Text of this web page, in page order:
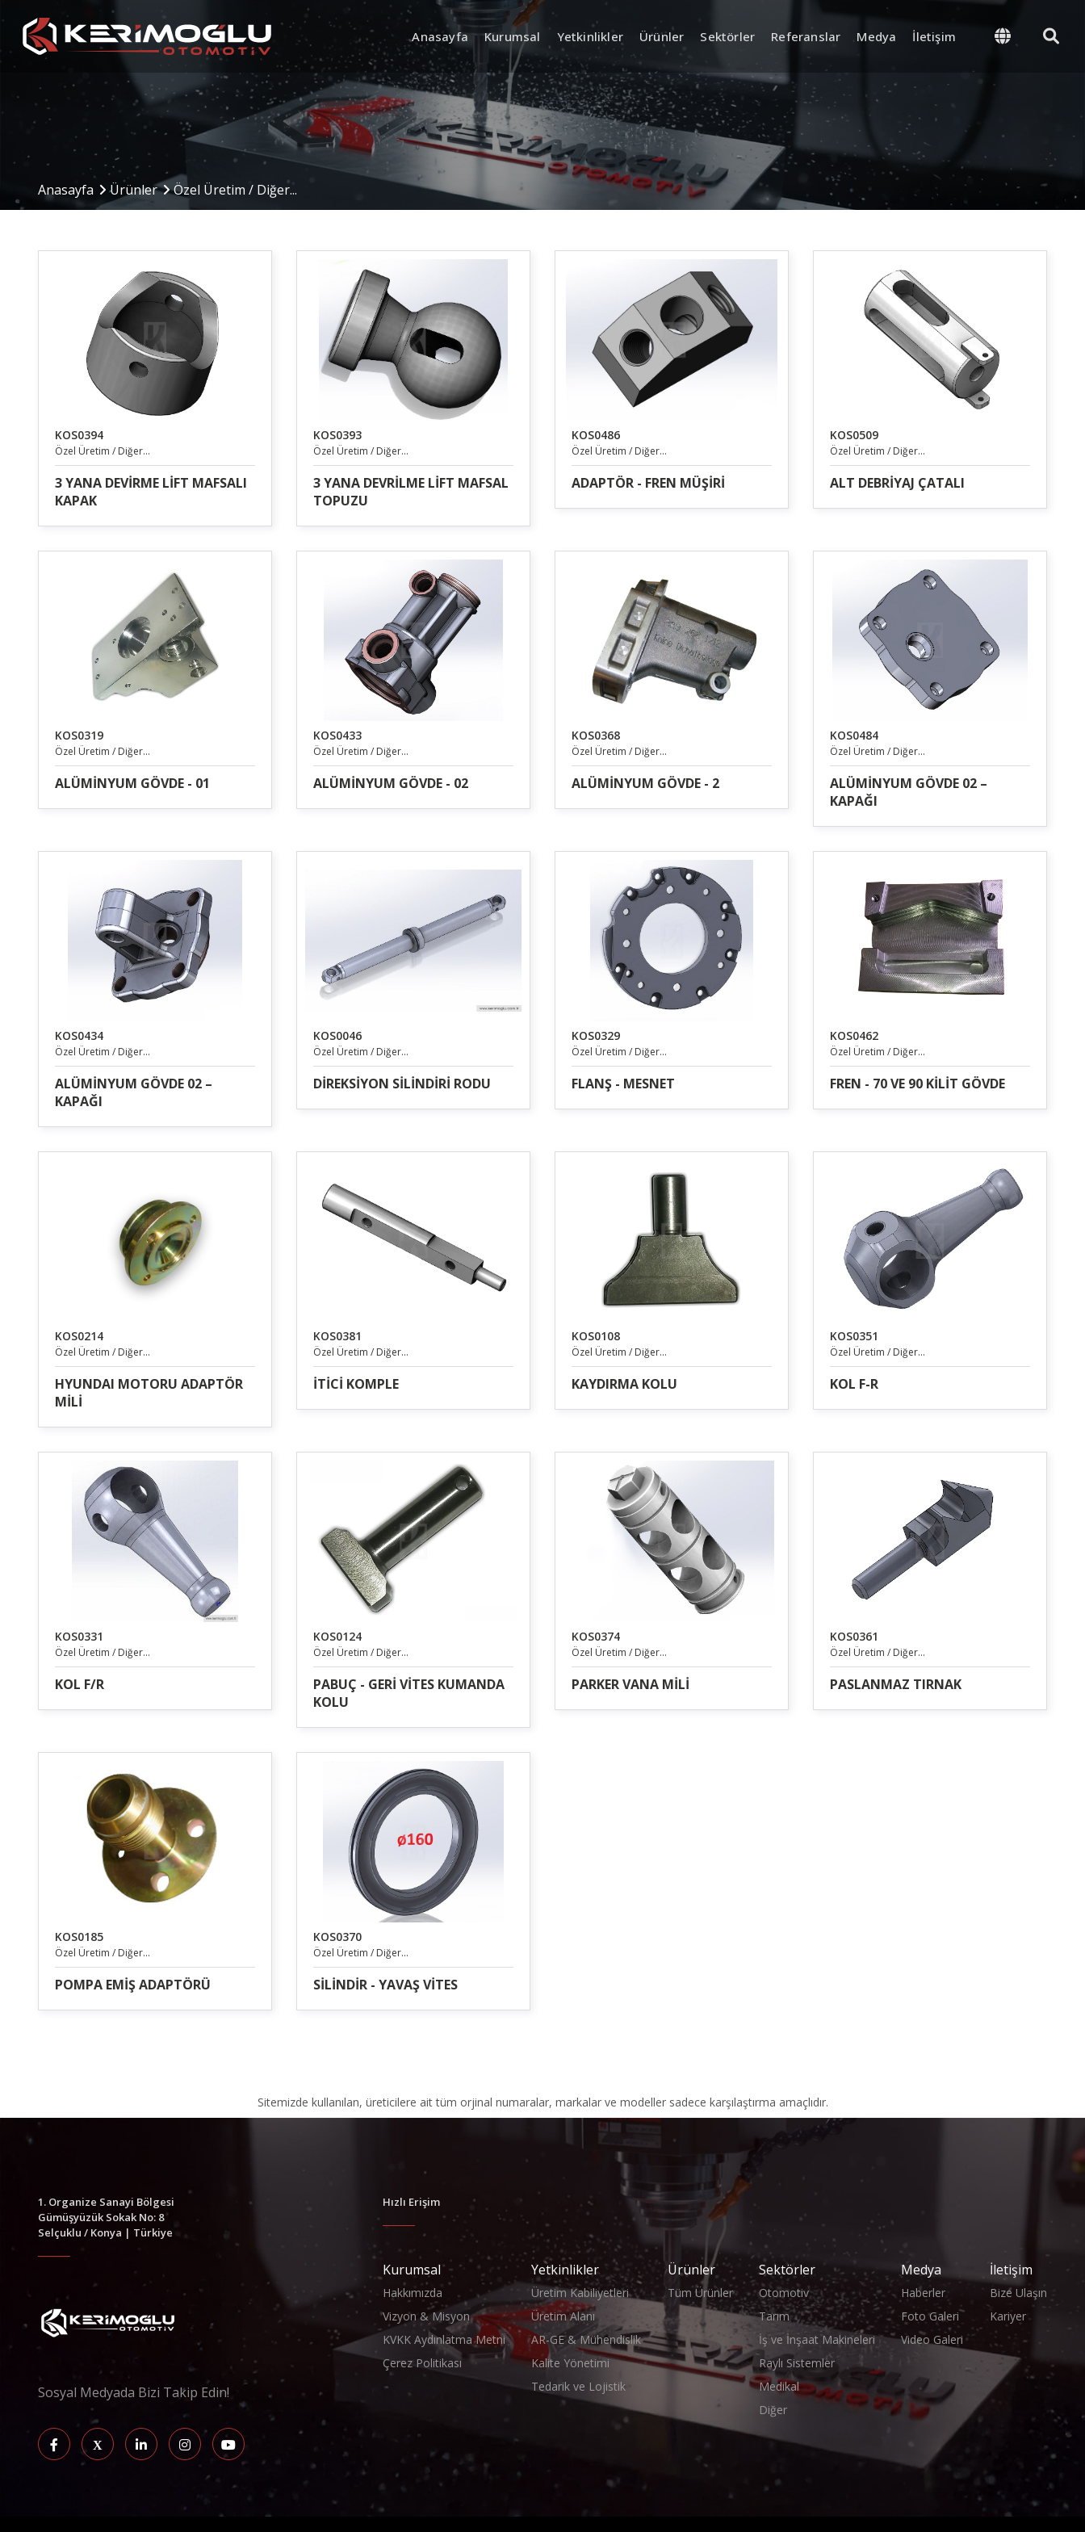
Anasayfa Kurumsal Yetkinlikler
Üretim Kabiliyetleri
CNC İşleme Merkezleri
Mekanik İşleme
Kaynak Operasyonları
Üretim Alanı
Hammadde Giriş – Ara Proses
AR-GE (Mühendislik ve
Ürün Geliştirme)
CAD/CAM Tabanlı Teknik Çizim
Kalite Yönetimi
Giriş, Ara Proses ve Final Kalite
Ölçüm & Test Ekipmanları
Sertifikalar
İzlenebilirlik ve
Dokümantasyon Sistemi
Tedarik ve Lojistik
Stok ve Depo Yönetimi
Ürünler Sektörler Referanslar Medya İletişim
Anasayfa Ürünler Özel Üretim / Diğer...
KOS0394
Özel Üretim / Diğer...
3 YANA DEVİRME LİFT MAFSALI
KAPAK
KOS0393
Özel Üretim / Diğer...
3 YANA DEVRİLME LİFT MAFSAL
TOPUZU
KOS0486
Özel Üretim / Diğer...
ADAPTÖR - FREN MÜŞİRİ
KOS0509
Özel Üretim / Diğer...
ALT DEBRİYAJ ÇATALI
KOS0319
Özel Üretim / Diğer...
ALÜMİNYUM GÖVDE - 01
KOS0433
Özel Üretim / Diğer...
ALÜMİNYUM GÖVDE - 02
KOS0368
Özel Üretim / Diğer...
ALÜMİNYUM GÖVDE - 2
KOS0484
Özel Üretim / Diğer...
ALÜMİNYUM GÖVDE 02 –
KAPAĞI
KOS0434
Özel Üretim / Diğer...
ALÜMİNYUM GÖVDE 02 –
KAPAĞI
KOS0046
Özel Üretim / Diğer...
DİREKSİYON SİLİNDİRİ RODU
KOS0329
Özel Üretim / Diğer...
FLANŞ - MESNET
KOS0462
Özel Üretim / Diğer...
FREN - 70 VE 90 KİLİT GÖVDE
KOS0214
Özel Üretim / Diğer...
HYUNDAI MOTORU ADAPTÖR
MİLİ
KOS0381
Özel Üretim / Diğer...
İTİCİ KOMPLE
KOS0108
Özel Üretim / Diğer...
KAYDIRMA KOLU
KOS0351
Özel Üretim / Diğer...
KOL F-R
KOS0331
Özel Üretim / Diğer...
KOL F/R
KOS0124
Özel Üretim / Diğer...
PABUÇ - GERİ VİTES KUMANDA
KOLU
KOS0374
Özel Üretim / Diğer...
PARKER VANA MİLİ
KOS0361
Özel Üretim / Diğer...
PASLANMAZ TIRNAK
KOS0185
Özel Üretim / Diğer...
POMPA EMİŞ ADAPTÖRÜ
KOS0370
Özel Üretim / Diğer...
SİLİNDİR - YAVAŞ VİTES
Sitemizde kullanılan, üreticilere ait tüm orjinal numaralar, markalar ve modeller sadece karşılaştırma amaçlıdır.
1. Organize Sanayi Bölgesi
Gümüşyüzük Sokak No: 8
Selçuklu / Konya | Türkiye
Sosyal Medyada Bizi Takip Edin!
Hızlı Erişim
Kurumsal
Hakkımızda
Vizyon & Misyon
KVKK Aydınlatma Metni
Çerez Politikası
Yetkinlikler
Üretim Kabiliyetleri
Üretim Alanı
AR-GE & Mühendislik
Kalite Yönetimi
Tedarik ve Lojistik
Ürünler
Tüm Ürünler
Sektörler
Otomotiv
Tarım
İş ve İnşaat Makineleri
Raylı Sistemler
Medikal
Diğer
Medya
Haberler
Foto Galeri
Video Galeri
İletişim
Bize Ulaşın
Kariyer